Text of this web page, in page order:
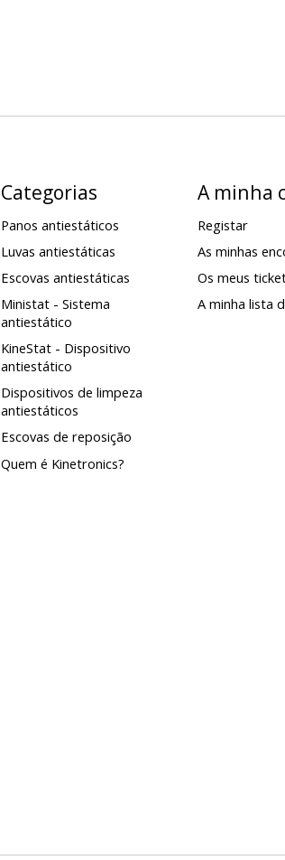
Categorias
Panos antiestáticos
Luvas antiestáticas
Escovas antiestáticas
Ministat - Sistema
antiestático
KineStat - Dispositivo
antiestático
Dispositivos de limpeza
antiestáticos
Escovas de reposição
Quem é Kinetronics?
A minha
Registar
As minhas
Os meus
A minha lista